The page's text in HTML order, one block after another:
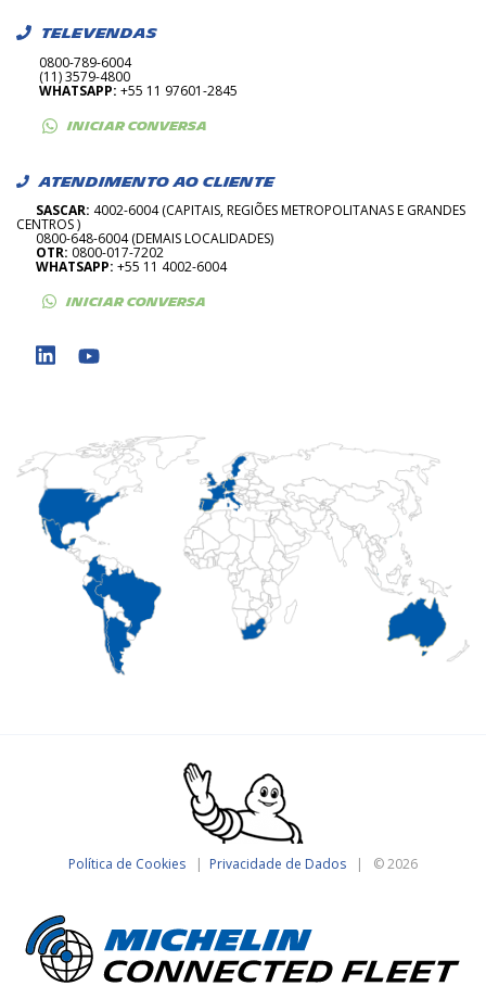
TELEVENDAS
0800-789-6004
(11) 3579-4800
WHATSAPP: +55 11 97601-2845
INICIAR CONVERSA
ATENDIMENTO AO CLIENTE
SASCAR: 4002-6004 (CAPITAIS, REGIÕES METROPOLITANAS E GRANDES
CENTROS )
0800-648-6004 (DEMAIS LOCALIDADES)
OTR: 0800-017-7202
WHATSAPP: +55 11 4002-6004
INICIAR CONVERSA
Política de Cookies | Privacidade de Dados | © 2026